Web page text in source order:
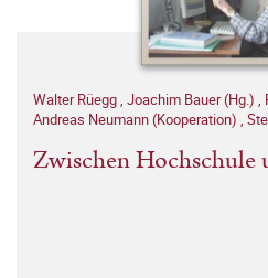
Walter Rüegg, Joachim Bauer (Hg.) ,
Andreas Neumann (Kooperation) ,
Zwischen